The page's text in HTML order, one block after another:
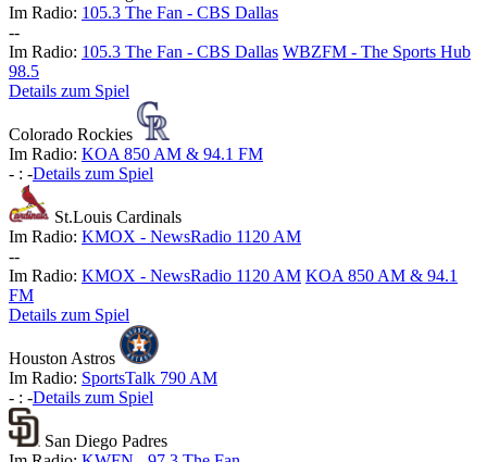
Im Radio: 105.3 The Fan - CBS Dallas
--
Im Radio: 105.3 The Fan - CBS Dallas WBZFM - The Sports Hub
98.5
Details zum Spiel
Colorado Rockies
Im Radio: KOA 850 AM & 94.1 FM
- : -Details zum Spiel
St.Louis Cardinals
Im Radio: KMOX - NewsRadio 1120 AM
--
Im Radio: KMOX - NewsRadio 1120 AM KOA 850 AM & 94.1
FM
Details zum Spiel
Houston Astros
Im Radio: SportsTalk 790 AM
- : -Details zum Spiel
San Diego Padres